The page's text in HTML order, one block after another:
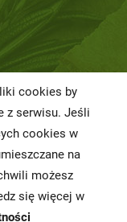
cookies by
z serwisu. Jeśli
cookies w
na
możesz
się więcej w